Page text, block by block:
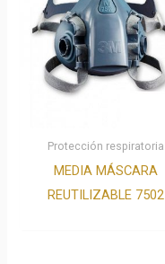
Protección respiratoria
MEDIA MÁSCARA
REUTILIZABLE 7502